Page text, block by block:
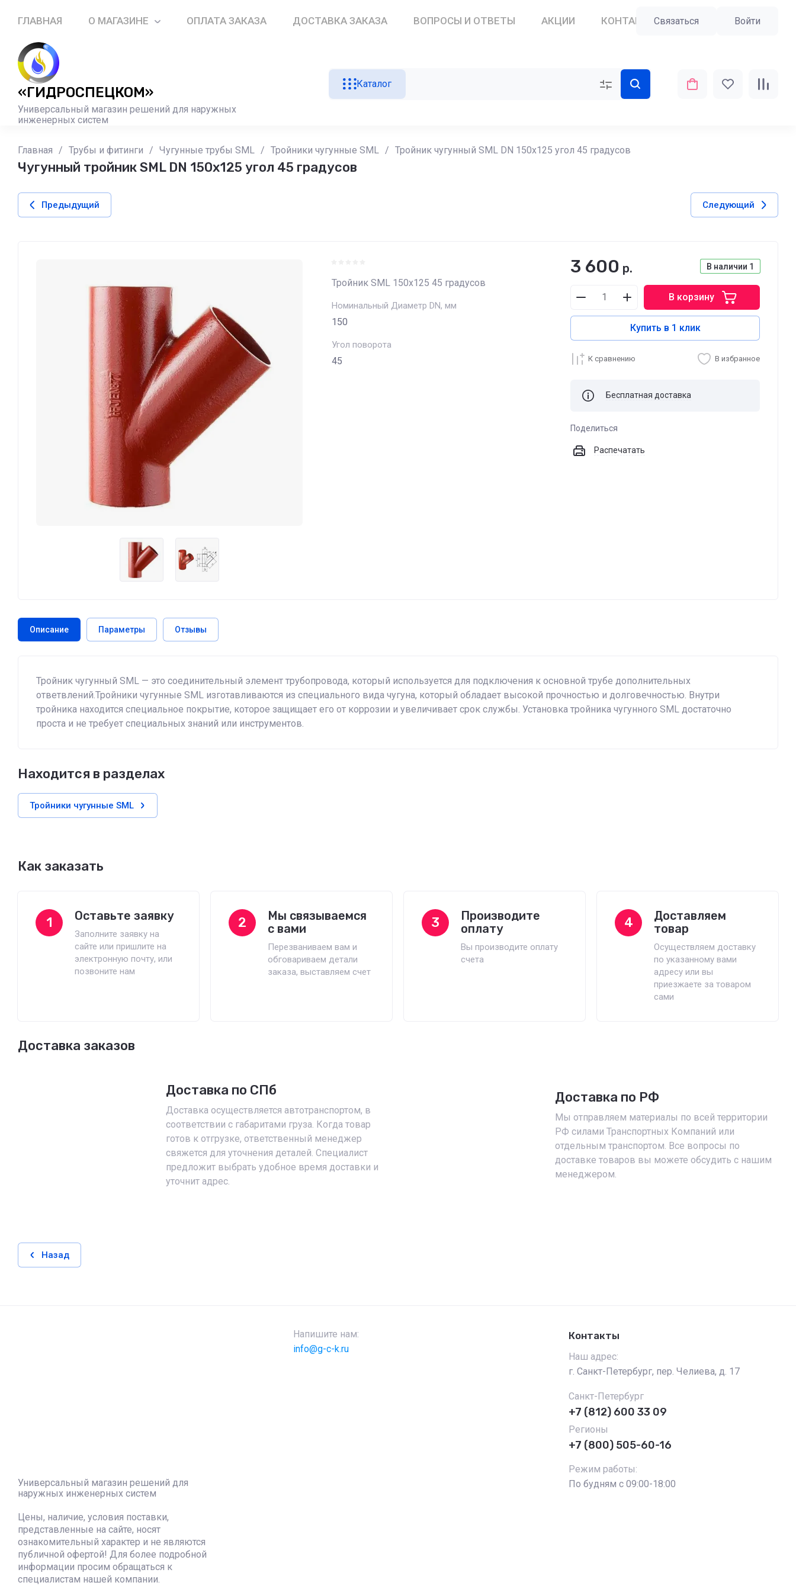
ГЛАВНАЯ О МАГАЗИНЕ ОПЛАТА ЗАКАЗА ДОСТАВКА ЗАКАЗА ВОПРОСЫ И ОТВЕТЫ АКЦИИ КОНТАКТЫ ПОЛЬЗОВАТЕЛИ
Связаться Войти
«ГИДРОСПЕЦКОМ»
Универсальный магазин решений для наружных
инженерных систем
Каталог
Главная / Трубы и фитинги / Чугунные трубы SML / Тройники чугунные SML / Тройник чугунный SML DN 150х125 угол 45 градусов
Чугунный тройник SML DN 150х125 угол 45 градусов
Предыдущий Следующий
Тройник SML 150х125 45 градусов
Номинальный Диаметр DN, мм
150
Угол поворота
45
В наличии 1
3 600 р.
В корзину
Купить в 1 клик
К сравнению В избранное
Бесплатная доставка
Поделиться
Распечатать
Описание Параметры Отзывы
Тройник чугунный SML — это соединительный элемент трубопровода, который используется для подключения к основной трубе дополнительных
ответвлений.Тройники чугунные SML изготавливаются из специального вида чугуна, который обладает высокой прочностью и долговечностью. Внутри
тройника находится специальное покрытие, которое защищает его от коррозии и увеличивает срок службы. Установка тройника чугунного SML достаточно
проста и не требует специальных знаний или инструментов.
Находится в разделах
Тройники чугунные SML
Как заказать
1 Оставьте заявку
Заполните заявку на
сайте или пришлите на
электронную почту, или
позвоните нам
2
Мы связываемся
с вами
Перезваниваем вам и
обговариваем детали
заказа, выставляем счет
3
Производите
оплату
Вы производите оплату
счета
4
Доставляем
товар
Осуществляем доставку
по указанному вами
адресу или вы
приезжаете за товаром
сами
Доставка заказов
Доставка по СПб
Доставка осуществляется автотранспортом, в
соответствии с габаритами груза. Когда товар
готов к отгрузке, ответственный менеджер
свяжется для уточнения деталей. Специалист
предложит выбрать удобное время доставки и
уточнит адрес.
Доставка по РФ
Мы отправляем материалы по всей территории
РФ силами Транспортных Компаний или
отдельным транспортом. Все вопросы по
доставке товаров вы можете обсудить с нашим
менеджером.
Назад
Универсальный магазин решений для
наружных инженерных систем
Цены, наличие, условия поставки,
представленные на сайте, носят
ознакомительный характер и не являются
публичной офертой! Для более подробной
информации просим обращаться к
специалистам нашей компании.
Напишите нам:
info@g-c-k.ru
Контакты
Наш адрес:
г. Санкт-Петербург, пер. Челиева, д. 17
Санкт-Петербург
+7 (812) 600 33 09
Регионы
+7 (800) 505-60-16
Режим работы:
По будням с 09:00-18:00